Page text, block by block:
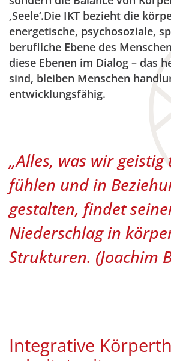
‚Seele‘.Die IKT bezieht die
energetische, psychosoziale,
berufliche Ebene des
diese Ebenen im Dialog – das
sind, bleiben Menschen
entwicklungsfähig.
„Alles, was wir geistig
fühlen und in
gestalten, findet
Niederschlag in
Strukturen. (Joachim
Integrative